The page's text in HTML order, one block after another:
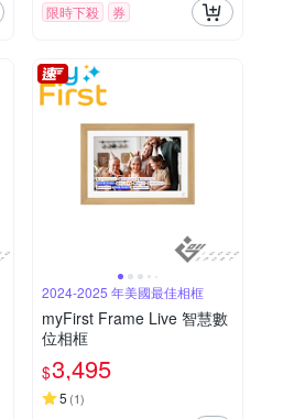
限時下殺 券
2024-2025 年美國最佳相框
myFirst Frame Live 智慧數
位相框
$3,495
5 (1)